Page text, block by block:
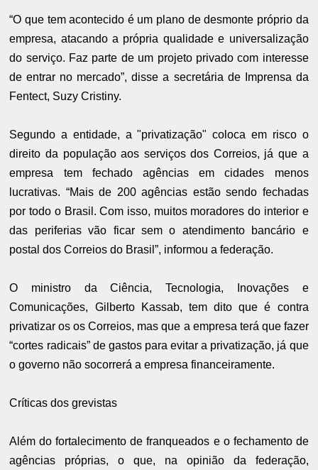
“O que tem acontecido é um plano de desmonte próprio da
empresa, atacando a própria qualidade e universalização
do serviço. Faz parte de um projeto privado com interesse
de entrar no mercado”, disse a secretária de Imprensa da
Fentect, Suzy Cristiny.
Segundo a entidade, a "privatização" coloca em risco o
direito da população aos serviços dos Correios, já que a
empresa tem fechado agências em cidades menos
lucrativas. “Mais de 200 agências estão sendo fechadas
por todo o Brasil. Com isso, muitos moradores do interior e
das periferias vão ficar sem o atendimento bancário e
postal dos Correios do Brasil”, informou a federação.
O ministro da Ciência, Tecnologia, Inovações e
Comunicações, Gilberto Kassab, tem dito que é contra
privatizar os os Correios, mas que a empresa terá que fazer
“cortes radicais” de gastos para evitar a privatização, já que
o governo não socorrerá a empresa financeiramente.
Críticas dos grevistas
Além do fortalecimento de franqueados e o fechamento de
agências próprias, o que, na opinião da federação,